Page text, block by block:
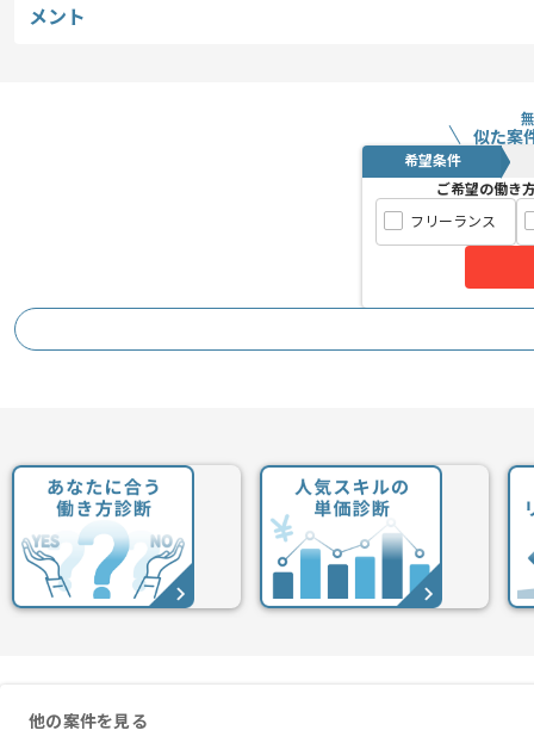
メント
作業は基本、光の森駅付近に常駐で作
似た案
希望条件
ご希望の働き
フリーランス
他の案件を見る